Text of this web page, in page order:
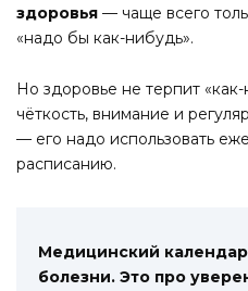
здоровья — чаще всего
«надо бы как-нибудь».
Но здоровье не терпит
чёткость, внимание и
— его надо использовать
расписанию.
Медицинский
болезни. Это про